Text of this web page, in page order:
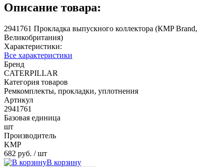
Описание товара:
2941761 Прокладка выпускного коллектора (КMP Brand,
Великобритания)
Характеристики:
Все характеристики
Бренд
CATERPILLAR
Категория товаров
Ремкомплекты, прокладки, уплотнения
Артикул
2941761
Базовая единица
шт
Производитель
KMP
682 руб. / шт
В корзину